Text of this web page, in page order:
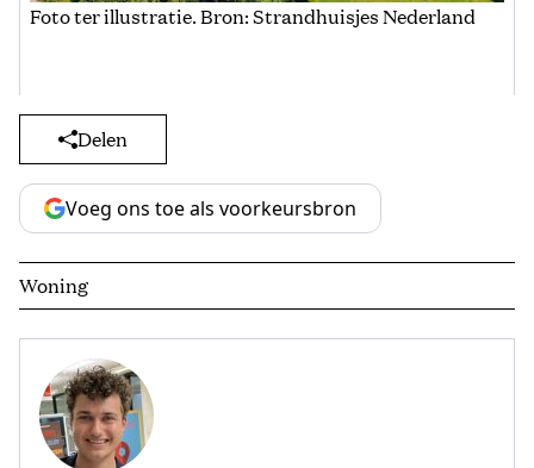
Foto ter illustratie. Bron: Strandhuisjes Nederland
Delen
Voeg ons toe als voorkeursbron
Woning